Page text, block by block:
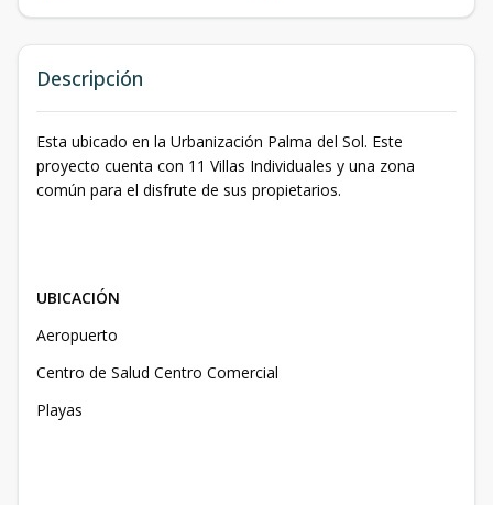
Descripción
Esta ubicado en la Urbanización Palma del Sol. Este
proyecto cuenta con 11 Villas Individuales y una zona
común para el disfrute de sus propietarios.
UBICACIÓN
Aeropuerto
Centro de Salud Centro Comercial
Playas